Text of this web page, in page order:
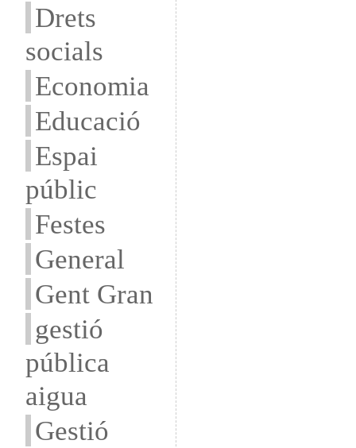
Drets
socials
Economia
Educació
Espai
públic
Festes
General
Gent Gran
gestió
pública
aigua
Gestió